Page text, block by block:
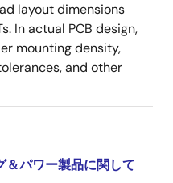
layout dimensions
In actual PCB design,
mounting density,
and other
＆パワー製品に関して